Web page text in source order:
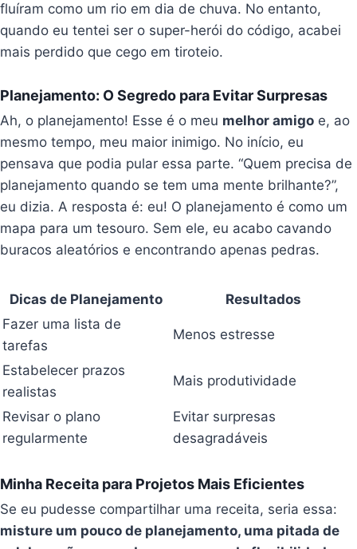
fluíram como um rio em dia de chuva. No entanto,
quando eu tentei ser o super-herói do código, acabei
mais perdido que cego em tiroteio.
Planejamento: O Segredo para Evitar Surpresas
Ah, o planejamento! Esse é o meu melhor amigo e, ao
mesmo tempo, meu maior inimigo. No início, eu
pensava que podia pular essa parte. “Quem precisa de
planejamento quando se tem uma mente brilhante?”,
eu dizia. A resposta é: eu! O planejamento é como um
mapa para um tesouro. Sem ele, eu acabo cavando
buracos aleatórios e encontrando apenas pedras.
Dicas de Planejamento
Resultados
Fazer uma lista de
tarefas
Menos estresse
Estabelecer prazos
realistas
Mais produtividade
Revisar o plano
regularmente
Evitar surpresas
desagradáveis
Minha Receita para Projetos Mais Eficientes
Se eu pudesse compartilhar uma receita, seria essa:
misture um pouco de planejamento, uma pitada de